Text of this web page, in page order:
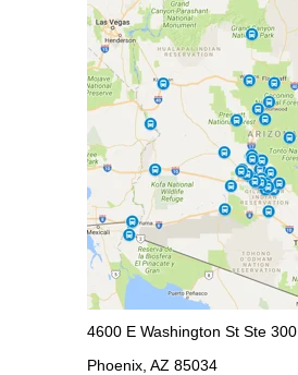
4600 E Washington St Ste 300
Phoenix, AZ 85034